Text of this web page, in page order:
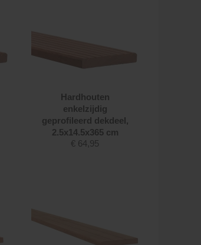
Hardhouten
enkelzijdig
geprofileerd dekdeel,
2.5x14.5x365 cm
€ 64,95